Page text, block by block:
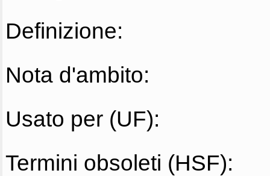
Definizione:
Nota d'ambito:
Usato per (UF):
Termini obsoleti (HSF):